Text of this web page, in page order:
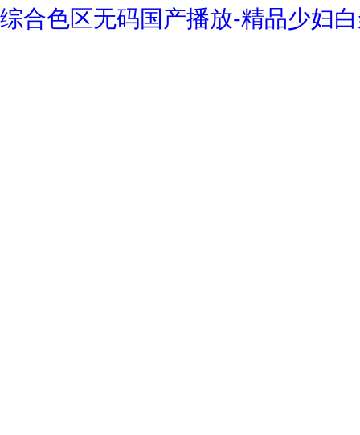
综合色区无码国产播放-精品少妇